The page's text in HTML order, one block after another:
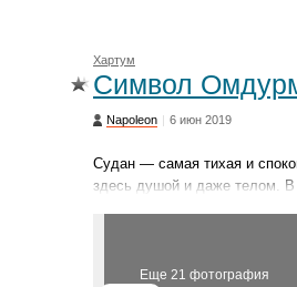
Хартум
Сим­во­л
Napoleon | 6 июн 2019
Судан — самая тихая и
здесь душой и даже телом.
Еще 21 фотография